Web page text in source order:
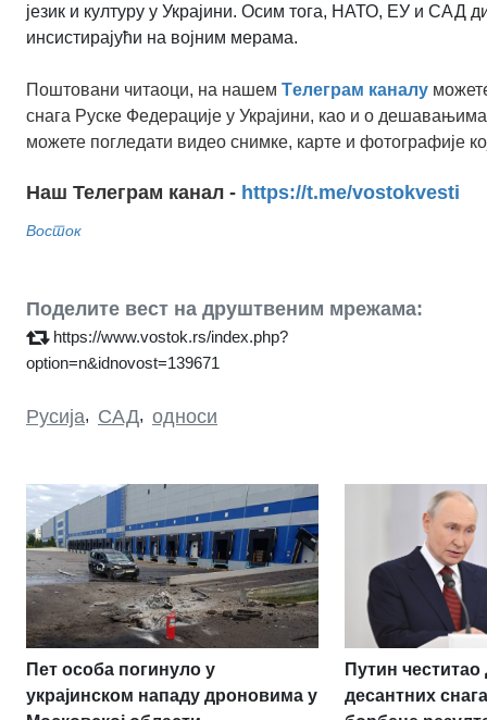
језик и културу у Украјини. Осим тога, НАТО, ЕУ и САД
инсистирајући на војним мерама.
Поштовани читаоци, на нашем Tелеграм каналу
снага Руске Федерације у Украјини, као и о
можете погледати видео снимке, карте и фотографије
Наш Телеграм канал - https://t.me/vostokvesti
Восток
Поделите вест на друштвеним мрежама:
https://www.vostok.rs/index.php?
option=n&idnovost=139671
Русија, САД, односи
Пет особа погинуло у
украјинском нападу дроновима у
Путин
десантних